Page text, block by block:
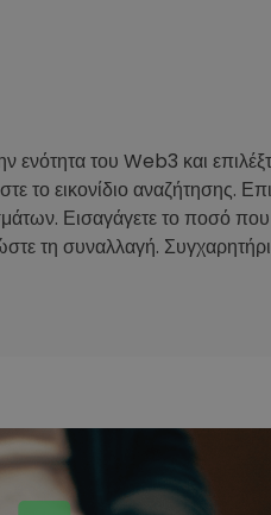
ενότητα του Web3 και
το εικονίδιο αναζήτησης.
Εισαγάγετε το ποσό
τη συναλλαγή.